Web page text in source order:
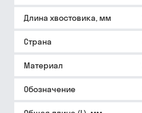
Длина хвостовика, мм
Страна
Материал
Обозначение